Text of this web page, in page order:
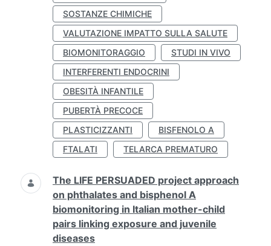
SOSTANZE CHIMICHE
VALUTAZIONE IMPATTO SULLA SALUTE
BIOMONITORAGGIO
STUDI IN VIVO
INTERFERENTI ENDOCRINI
OBESITÀ INFANTILE
PUBERTÀ PRECOCE
PLASTICIZZANTI
BISFENOLO A
FTALATI
TELARCA PREMATURO
The LIFE PERSUADED project approach
on phthalates and bisphenol A
biomonitoring in Italian mother-child
pairs linking exposure and juvenile
diseases